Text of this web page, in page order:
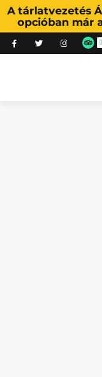
A tárlatvezetés
opcióban már